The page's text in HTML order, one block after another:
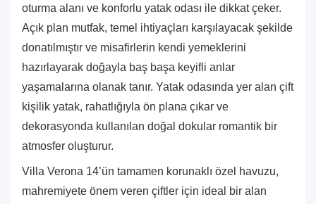
oturma alanı ve konforlu yatak odası ile dikkat çeker.
Açık plan mutfak, temel ihtiyaçları karşılayacak şekilde
donatılmıştır ve misafirlerin kendi yemeklerini
hazırlayarak doğayla baş başa keyifli anlar
yaşamalarına olanak tanır. Yatak odasında yer alan çift
kişilik yatak, rahatlığıyla ön plana çıkar ve
dekorasyonda kullanılan doğal dokular romantik bir
atmosfer oluşturur.
Villa Verona 14’ün tamamen korunaklı özel havuzu,
mahremiyete önem veren çiftler için ideal bir alan